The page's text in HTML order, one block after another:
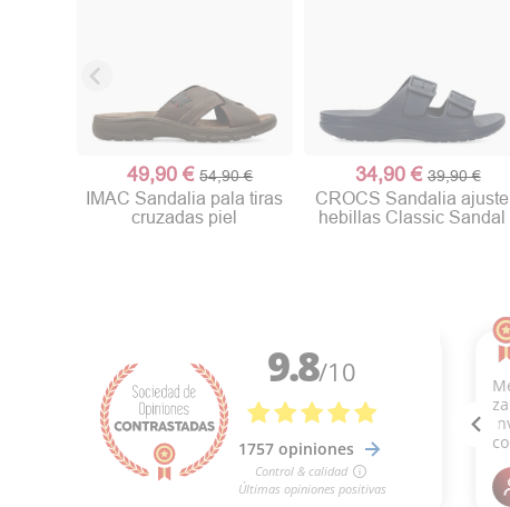
49,90 €54,90 €
IMAC Sandalia pala tiras
cruzadas piel
34,90 €39,90 €
CROCS Sandalia ajuste
hebillas Classic Sandal